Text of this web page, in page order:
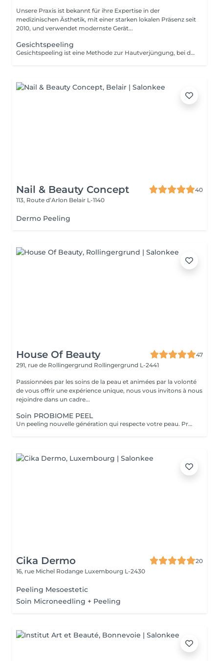
Unsere Praxis ist bekannt für ihre Expertise in der
medizinischen Ästhetik, mit einer starken lokalen Präsenz seit
2010, und verwendet modernste Gerät...
Gesichtspeeling
Gesichtspeeling ist eine Methode zur Hautverjüngung, bei der chemische Mittel verwendet werden, um die oberflächlichen Hautschichten zu exfolieren und die Zellenerneuerung zu stimulieren. Vorteile: -Verbesserung der Hautstruktur und -helligkeit. -Reduzierung von Hautunreinheiten wie Pigmentflecken, Aknenarben, Falten und feinen Linien. Anpassungsfähigkeit: -Gesichtspeeling ist für verschiedene Hauttypen und je nach Ihren Hautproblemen geeignet. Ergänzende Pflege: -Um die Behandlungsergebnisse zu optimieren und die soziale Ausfallzeit zu minimieren, ist eine Phototherapie-Sitzung inbegriffen. Diese hilft, Entzündungen zu reduzieren, die Kollagenproduktion zu stimulieren und die Hautheilung zu verbessern. Gegenanzeigen: -Nicht empfohlen für schwangere oder stillende Frauen. Während der ersten Sitzung werden wir gemeinsam Ihre Ziele festlegen und die für Ihre Haut am besten geeignete Peeling-Art bestimmen. Bei Fragen können Sie uns gerne kontaktieren oder einen kostenlosen Beratungstermin buchen.
Nail & Beauty Concept
40
113, Route d’Arlon Belair L-1140
Dermo Peeling
House Of Beauty
47
291, rue de Rollingergrund Rollingergrund L-2441
Passionnées par les soins de la peau et animées par la volonté
de vous offrir une expérience unique, nous vous invitons à nous
rejoindre dans un cadre...
Soin PROBIOME PEEL
Un peeling nouvelle génération qui respecte votre peau. Probiome Peel associe la puissance d'un peeling sur-mesure à une restauration profonde du microbiome cutané. 5 peelings personnalisés selon votre type de peau et vos besoins (éclat, imperfections, taches, rides, texture irrégulière). Action renouvelante, lissante et clarifiante tout en renforçant la barrière cutanée. Formule enrichie en Multibiotic Complex, qui équilibre la flore cutanée et prévient les irritations. Rituel Post-Peeling (kit 7 Days) intégré dans le prix du soin. Aide à restaurer la peau, renforcer la barrière cutanée et préserver les résultats obtenus en cabine. Résultat : Effet « peau neuve » durable et éclat du teint retrouvé. Une peau plus lumineuse, plus lisse et visiblement renouvelée dès la première séance, sans irritations.
Cika Dermo
20
16, rue Michel Rodange Luxembourg L-2430
Peeling Mesoestetic
Soin Microneedling + Peeling